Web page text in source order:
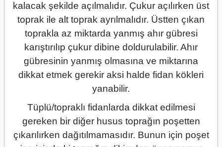
kalacak şekilde açılmalıdır. Çukur açılırken üst
toprak ile alt toprak ayrılmalıdır. Üstten çıkan
toprakla az miktarda yanmış ahır gübresi
karıştırılıp çukur dibine doldurulabilir. Ahır
gübresinin yanmış olmasına ve miktarına
dikkat etmek gerekir aksi halde fidan kökleri
yanabilir.
Tüplü/topraklı fidanlarda dikkat edilmesi
gereken bir diğer husus toprağın poşetten
çıkarılırken dağıtılmamasıdır. Bunun için poşet